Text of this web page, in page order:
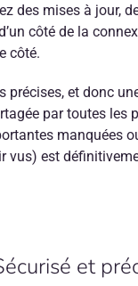
des mises à jour,
côté de la
côté.
précises, et donc
par toutes les
manquées
vus) est
et